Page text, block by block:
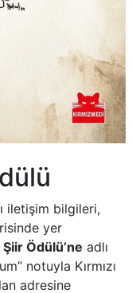
iletişim bilgileri,
yer
Ödülü’ne adlı
notuyla Kırmızı
adresine